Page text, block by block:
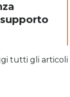
tutti gli articoli